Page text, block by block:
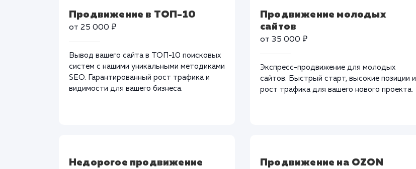
Продвижение в ТОП-10
от 25 000 ₽
Вывод вашего сайта в ТОП-10 поисковых
систем с нашими уникальными методиками
SEO. Гарантированный рост трафика и
видимости для вашего бизнеса.
Продвижение молодых
сайтов
от 35 000 ₽
Экспресс-продвижение для молодых
сайтов. Быстрый старт, высокие позиции и
рост трафика для вашего нового проекта.
Недорогое продвижение
Продвижение на OZON